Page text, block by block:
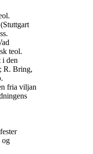
teol.
i den
R. Bring,
fria viljan
og